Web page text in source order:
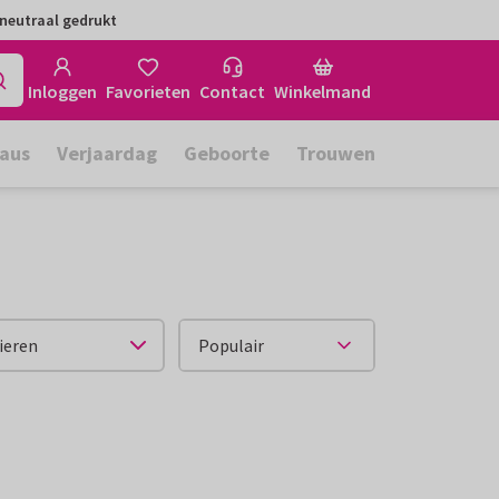
gedrukt
Inloggen Favorieten Contact Winkelmand
Verjaardag Geboorte Trouwen